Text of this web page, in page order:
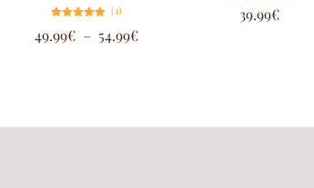
5.00
sur 5
(1)
49.99€ – 54.99€
5.00
sur 5
39.99€